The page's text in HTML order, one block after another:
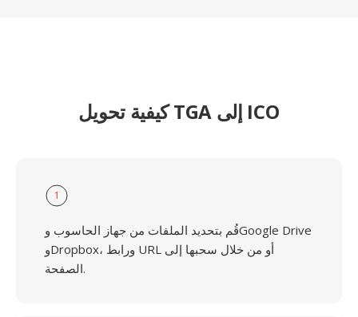
كيفية تحويل TGA إلى ICO
1
قُم بتحديد الملفات من جهاز الحاسوب وGoogle Drive
وDropbox، ورابط URL أو من خلال سحبها إلى
الصفحة.